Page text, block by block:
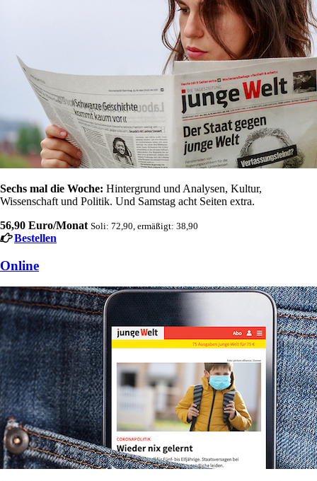
Sechs mal die Woche: Hintergrund und Analysen, Kultur,
Wissenschaft und Politik. Und Samstag acht Seiten extra.
56,90 Euro/Monat Soli: 72,90, ermäßigt: 38,90
Bestellen
Online